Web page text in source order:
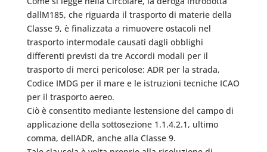
dallM185, che riguarda il trasporto di materie della
Classe 9, è finalizzata a rimuovere ostacoli nel
trasporto intermodale causati dagli obblighi
differenti previsti da tre Accordi modali per il
trasporto di merci pericolose: ADR per la strada,
Codice IMDG per il mare e le istruzioni tecniche ICAO
per il trasporto aereo.
Ciò è consentito mediante lestensione del campo di
applicazione della sottosezione 1.1.4.2.1, ultimo
comma, dellADR, anche alla Classe 9.